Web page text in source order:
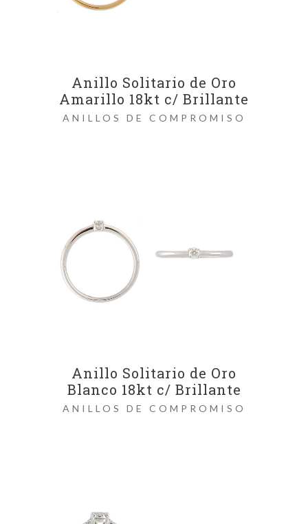
Anillo Solitario de Oro
Amarillo 18kt c/ Brillante
ANILLOS DE COMPROMISO
Anillo Solitario de Oro
Blanco 18kt c/ Brillante
ANILLOS DE COMPROMISO